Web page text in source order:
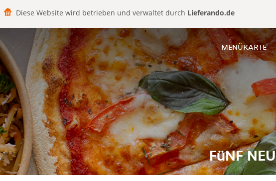
Diese Website wird betrieben und verwaltet durch Lieferando.de
MENÜKARTE
FüNF